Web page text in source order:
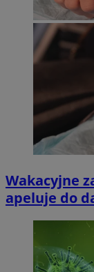
Wakacyjne
apeluje do